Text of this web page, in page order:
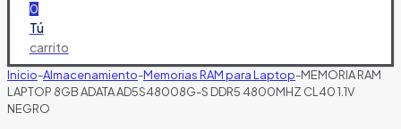
0
Tú
carrito
Inicio-Almacenamiento-Memorias RAM para Laptop-MEMORIA RAM
LAPTOP 8GB ADATA AD5S48008G-S DDR5 4800MHZ CL40 1.1V
NEGRO